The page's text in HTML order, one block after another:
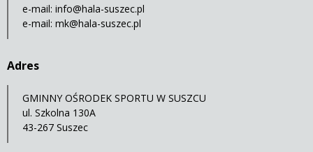
e-mail: info@hala-suszec.pl
e-mail: mk@hala-suszec.pl
Adres
GMINNY OŚRODEK SPORTU W SUSZCU
ul. Szkolna 130A
43-267 Suszec